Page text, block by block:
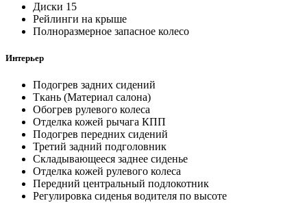
Диски 15
Рейлинги на крыше
Полноразмерное запасное колесо
Интерьер
Подогрев задних сидений
Ткань (Материал салона)
Обогрев рулевого колеса
Отделка кожей рычага КПП
Подогрев передних сидений
Третий задний подголовник
Складывающееся заднее сиденье
Отделка кожей рулевого колеса
Передний центральный подлокотник
Регулировка сиденья водителя по высоте